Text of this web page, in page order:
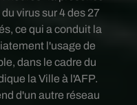
virus sur 4 des 27
ce qui a conduit la
l'usage de
dans le cadre du
la Ville à l'AFP.
d'un autre réseau